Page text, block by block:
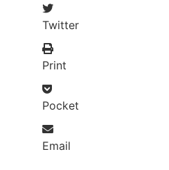
Twitter
Print
Pocket
Email